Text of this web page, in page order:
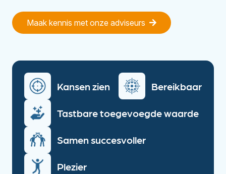
Maak kennis met onze adviseurs
Kansen zien Bereikbaar
Tastbare toegevoegde waarde
Samen succesvoller
Plezier